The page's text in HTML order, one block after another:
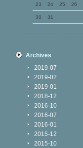
23 24 25 26
30 31
Archives
2019-07
2019-02
2019-01
2018-12
2016-10
2016-07
2016-01
2015-12
2015-10